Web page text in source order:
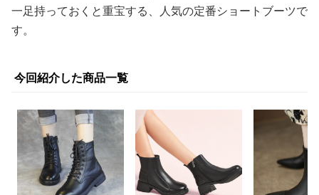
一足持っておくと重宝する、人気の定番ショートブーツで
す。
今回紹介した商品一覧